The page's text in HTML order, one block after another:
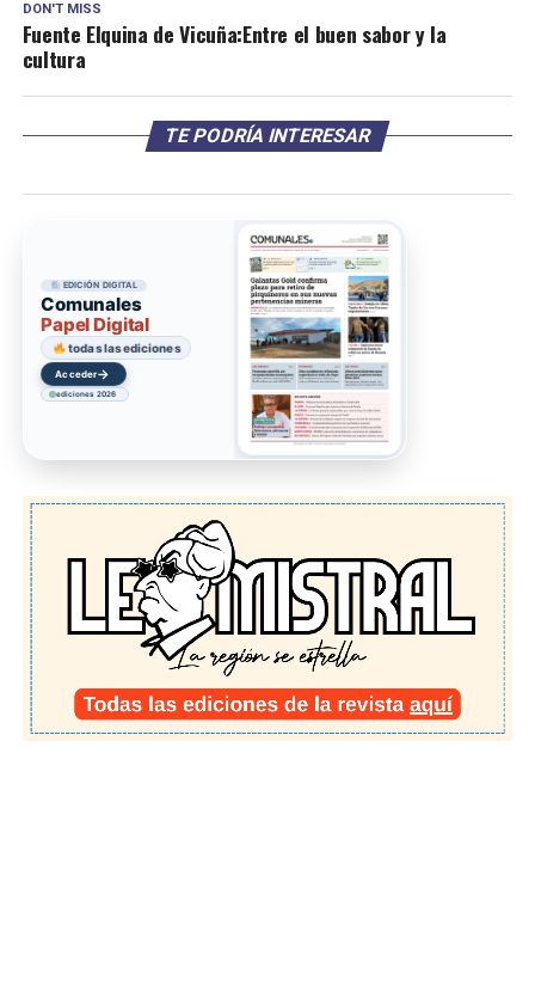
DON'T MISS
Fuente Elquina de Vicuña:Entre el buen sabor y la
cultura
TE PODRÍA INTERESAR
EDICIÓN DIGITAL
Comunales
Papel Digital
todas las ediciones
Acceder→
ediciones 2026